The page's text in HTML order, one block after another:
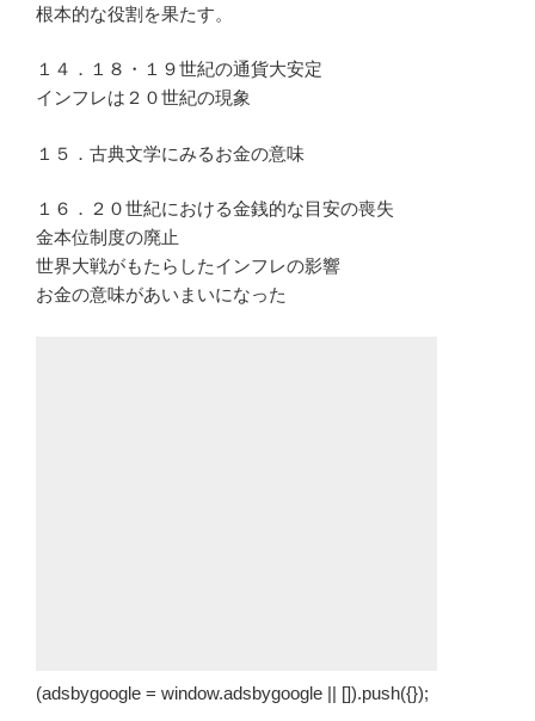
根本的な役割を果たす。
１４．１８・１９世紀の通貨大安定
インフレは２０世紀の現象
１５．古典文学にみるお金の意味
１６．２０世紀における金銭的な目安の喪失
金本位制度の廃止
世界大戦がもたらしたインフレの影響
お金の意味があいまいになった
(adsbygoogle = window.adsbygoogle || []).push({});